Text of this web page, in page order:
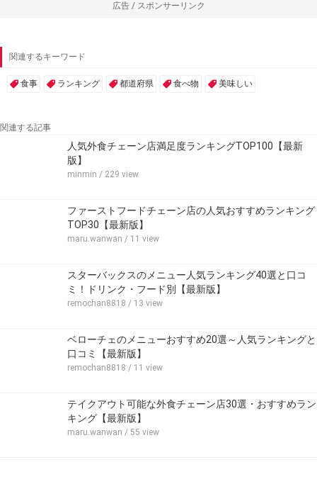
広告 / スポンサーリンク
関連するキーワード
食事 ランキング 都道府県 食べ物 美味しい
関連する記事
人気外食チェーン店満足度ランキングTOP100【最新
版】
minmin / 229 view
ファーストフードチェーン店の人気おすすめランキング
TOP30【最新版】
maru.wanwan / 11 view
スターバックスのメニュー人気ランキング40選と口コ
ミ！ドリンク・フード別【最新版】
remochan8818 / 13 view
ベローチェのメニューおすすめ20選～人気ランキングと
口コミ【最新版】
remochan8818 / 11 view
テイクアウト可能な外食チェーン店30選・おすすめラン
キング【最新版】
maru.wanwan / 55 view